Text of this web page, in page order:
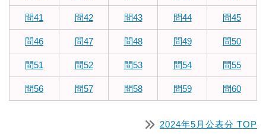
問41 問42 問43 問44 問45
問46 問47 問48 問49 問50
問51 問52 問53 問54 問55
問56 問57 問58 問59 問60
2024年5月公表分 TOP